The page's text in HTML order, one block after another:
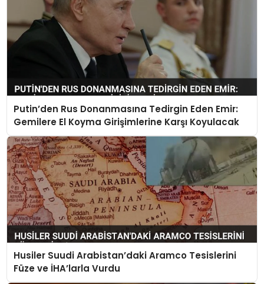
Putin’den Rus Donanmasına Tedirgin Eden Emir:
Gemilere El Koyma Girişimlerine Karşı Koyulacak
Husiler Suudi Arabistan’daki Aramco Tesislerini
Füze ve İHA’larla Vurdu